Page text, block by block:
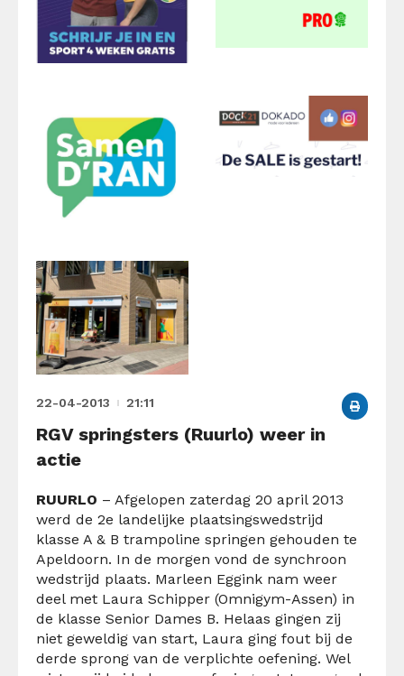
22-04-2013 21:11
RGV springsters (Ruurlo) weer in
actie
RUURLO – Afgelopen zaterdag 20 april 2013
werd de 2e landelijke plaatsingswedstrijd
klasse A & B trampoline springen gehouden te
Apeldoorn. In de morgen vond de synchroon
wedstrijd plaats. Marleen Eggink nam weer
deel met Laura Schipper (Omnigym-Assen) in
de klasse Senior Dames B. Helaas gingen zij
niet geweldig van start, Laura ging fout bij de
derde sprong van de verplichte oefening. Wel